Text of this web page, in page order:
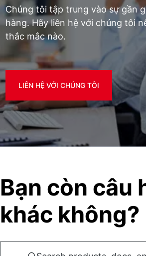
Chúng tôi tập trung vào sự gần
hàng. Hãy liên hệ với chúng tôi
thắc mắc nào.
LIÊN HỆ VỚI CHÚNG TÔI
Bạn còn câu
khác không?